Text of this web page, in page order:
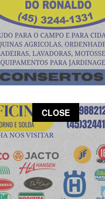
This popup will close in:13
CLOSE